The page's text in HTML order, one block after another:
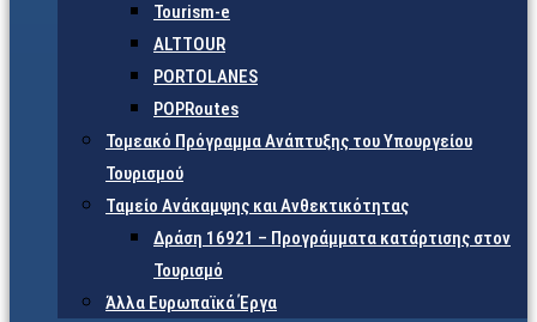
Tourism-e
ALTTOUR
PORTOLANES
POPRoutes
Τομεακό Πρόγραμμα Ανάπτυξης του Υπουργείου
Τουρισμού
Ταμείο Ανάκαμψης και Ανθεκτικότητας
Δράση 16921 – Προγράμματα κατάρτισης στον
Τουρισμό
Άλλα Ευρωπαϊκά Έργα